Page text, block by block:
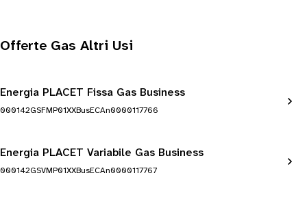
Offerte Gas Altri Usi
Energia PLACET Fissa Gas Business
000142GSFMP01XXBusECAn0000117766
Energia PLACET Variabile Gas Business
000142GSVMP01XXBusECAn0000117767